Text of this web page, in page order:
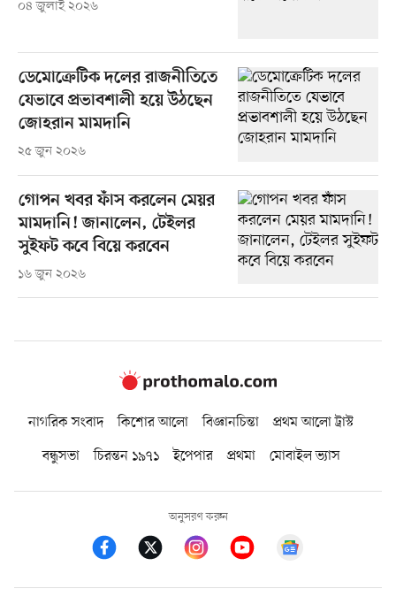
০৪ জুলাই ২০২৬
ডেমোক্রেটিক দলের রাজনীতিতে
যেভাবে প্রভাবশালী হয়ে উঠছেন
জোহরান মামদানি
২৫ জুন ২০২৬
গোপন খবর ফাঁস করলেন মেয়র
মামদানি! জানালেন, টেইলর
সুইফট কবে বিয়ে করবেন
১৬ জুন ২০২৬
নাগরিক সংবাদ কিশোর আলো বিজ্ঞানচিন্তা
প্রথম আলো ট্রাস্ট
বন্ধুসভা
চিরন্তন ১৯৭১ ইপেপার প্রথমা মোবাইল ভ্যাস
অনুসরণ করুন